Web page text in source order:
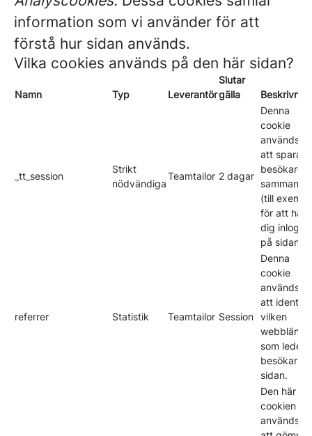
information som vi använder för att
förstå hur sidan används.
Vilka cookies används på den här sidan?
Namn Typ Leverantör
Slutar
gälla
_tt_session
Strikt
nödvändiga
Teamtailor 2 dagar
Denna
cookie
används
att spara
besökares
(till
för att hålla
dig
på sidan).
referrer Statistik Teamtailor Session
Denna
cookie
används
att
vilken
webblänk
som leder
besökarna
sidan.
Den här
cookien
används